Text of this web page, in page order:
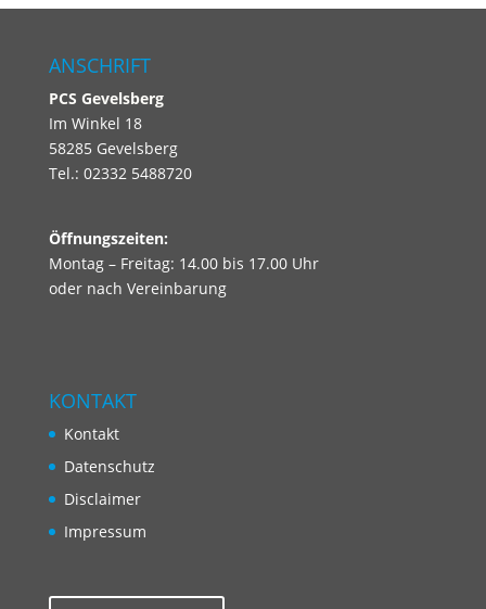
ANSCHRIFT
PCS Gevelsberg
Im Winkel 18
58285 Gevelsberg
Tel.: 02332 5488720
Öffnungszeiten:
Montag – Freitag: 14.00 bis 17.00 Uhr
oder nach Vereinbarung
KONTAKT
Kontakt
Datenschutz
Disclaimer
Impressum